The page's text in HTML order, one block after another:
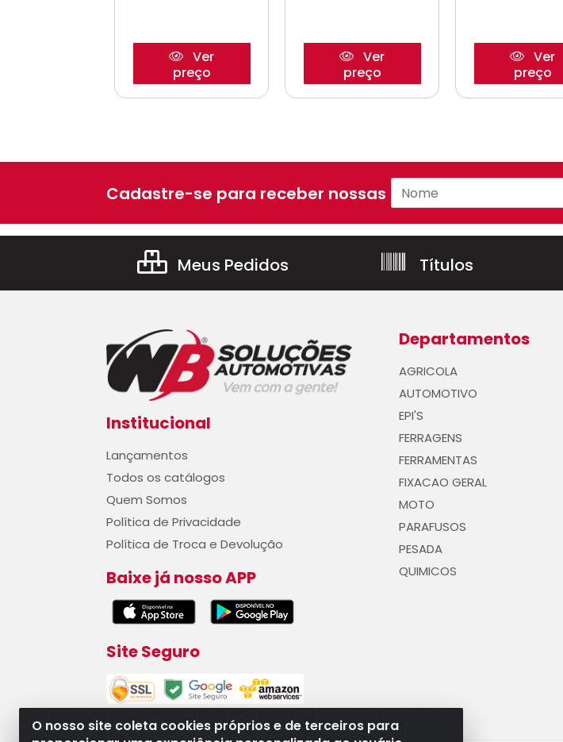
Ver
preço
Ver
preço
Ver
preço
O nosso site coleta cookies próprios e de terceiros para
Cadastre-se para receber nossas ofertas!
Meus Pedidos Títulos
Institucional
Lançamentos
Todos os catálogos
Quem Somos
Política de Privacidade
Política de Troca e Devolução
Baixe já nosso APP
Site Seguro
Departamentos
AGRICOLA
AUTOMOTIVO
EPI'S
FERRAGENS
FERRAMENTAS
FIXACAO GERAL
MOTO
PARAFUSOS
PESADA
QUIMICOS